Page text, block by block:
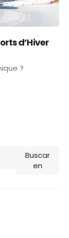
d’Hiver
?
Buscar
en